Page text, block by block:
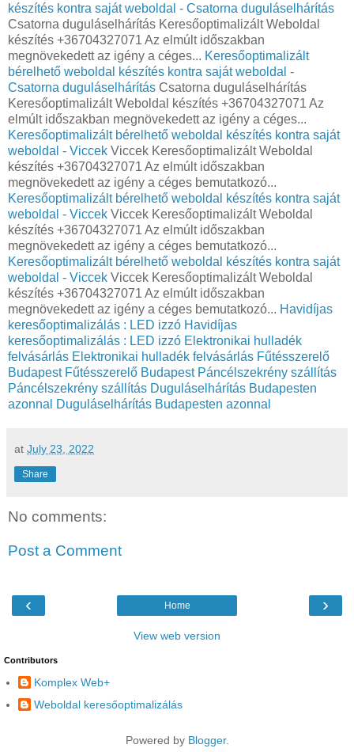
készítés kontra saját weboldal - Csatorna duguláselhárítás
Csatorna duguláselhárítás Keresőoptimalizált Weboldal
készítés +36704327071 Az elmúlt időszakban
megnövekedett az igény a céges... Keresőoptimalizált
bérelhető weboldal készítés kontra saját weboldal -
Csatorna duguláselhárítás Csatorna duguláselhárítás
Keresőoptimalizált Weboldal készítés +36704327071 Az
elmúlt időszakban megnövekedett az igény a céges...
Keresőoptimalizált bérelhető weboldal készítés kontra saját
weboldal - Viccek Viccek Keresőoptimalizált Weboldal
készítés +36704327071 Az elmúlt időszakban
megnövekedett az igény a céges bemutatkozó...
Keresőoptimalizált bérelhető weboldal készítés kontra saját
weboldal - Viccek Viccek Keresőoptimalizált Weboldal
készítés +36704327071 Az elmúlt időszakban
megnövekedett az igény a céges bemutatkozó...
Keresőoptimalizált bérelhető weboldal készítés kontra saját
weboldal - Viccek Viccek Keresőoptimalizált Weboldal
készítés +36704327071 Az elmúlt időszakban
megnövekedett az igény a céges bemutatkozó... Havidíjas
keresőoptimalizálás : LED izzó Havidíjas
keresőoptimalizálás : LED izzó Elektronikai hulladék
felvásárlás Elektronikai hulladék felvásárlás Fűtésszerelő
Budapest Fűtésszerelő Budapest Páncélszekrény szállítás
Páncélszekrény szállítás Duguláselhárítás Budapesten
azonnal
Duguláselhárítás Budapesten azonnal
at July 23, 2022
Share
No comments:
Post a Comment
‹ ›
Home
View web version
Contributors
Komplex Web+
Weboldal keresőoptimalizálás
Powered by Blogger.